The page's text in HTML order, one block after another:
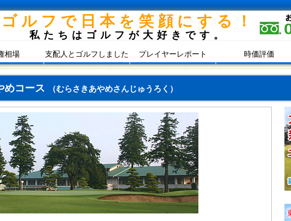
ゴルフで日本を笑顔にする！
私たちはゴルフが大好きです。
相場 支配人とゴルフしました プレイヤーレポート 時価評価
コース （むらさきあやめさんじゅうろく）